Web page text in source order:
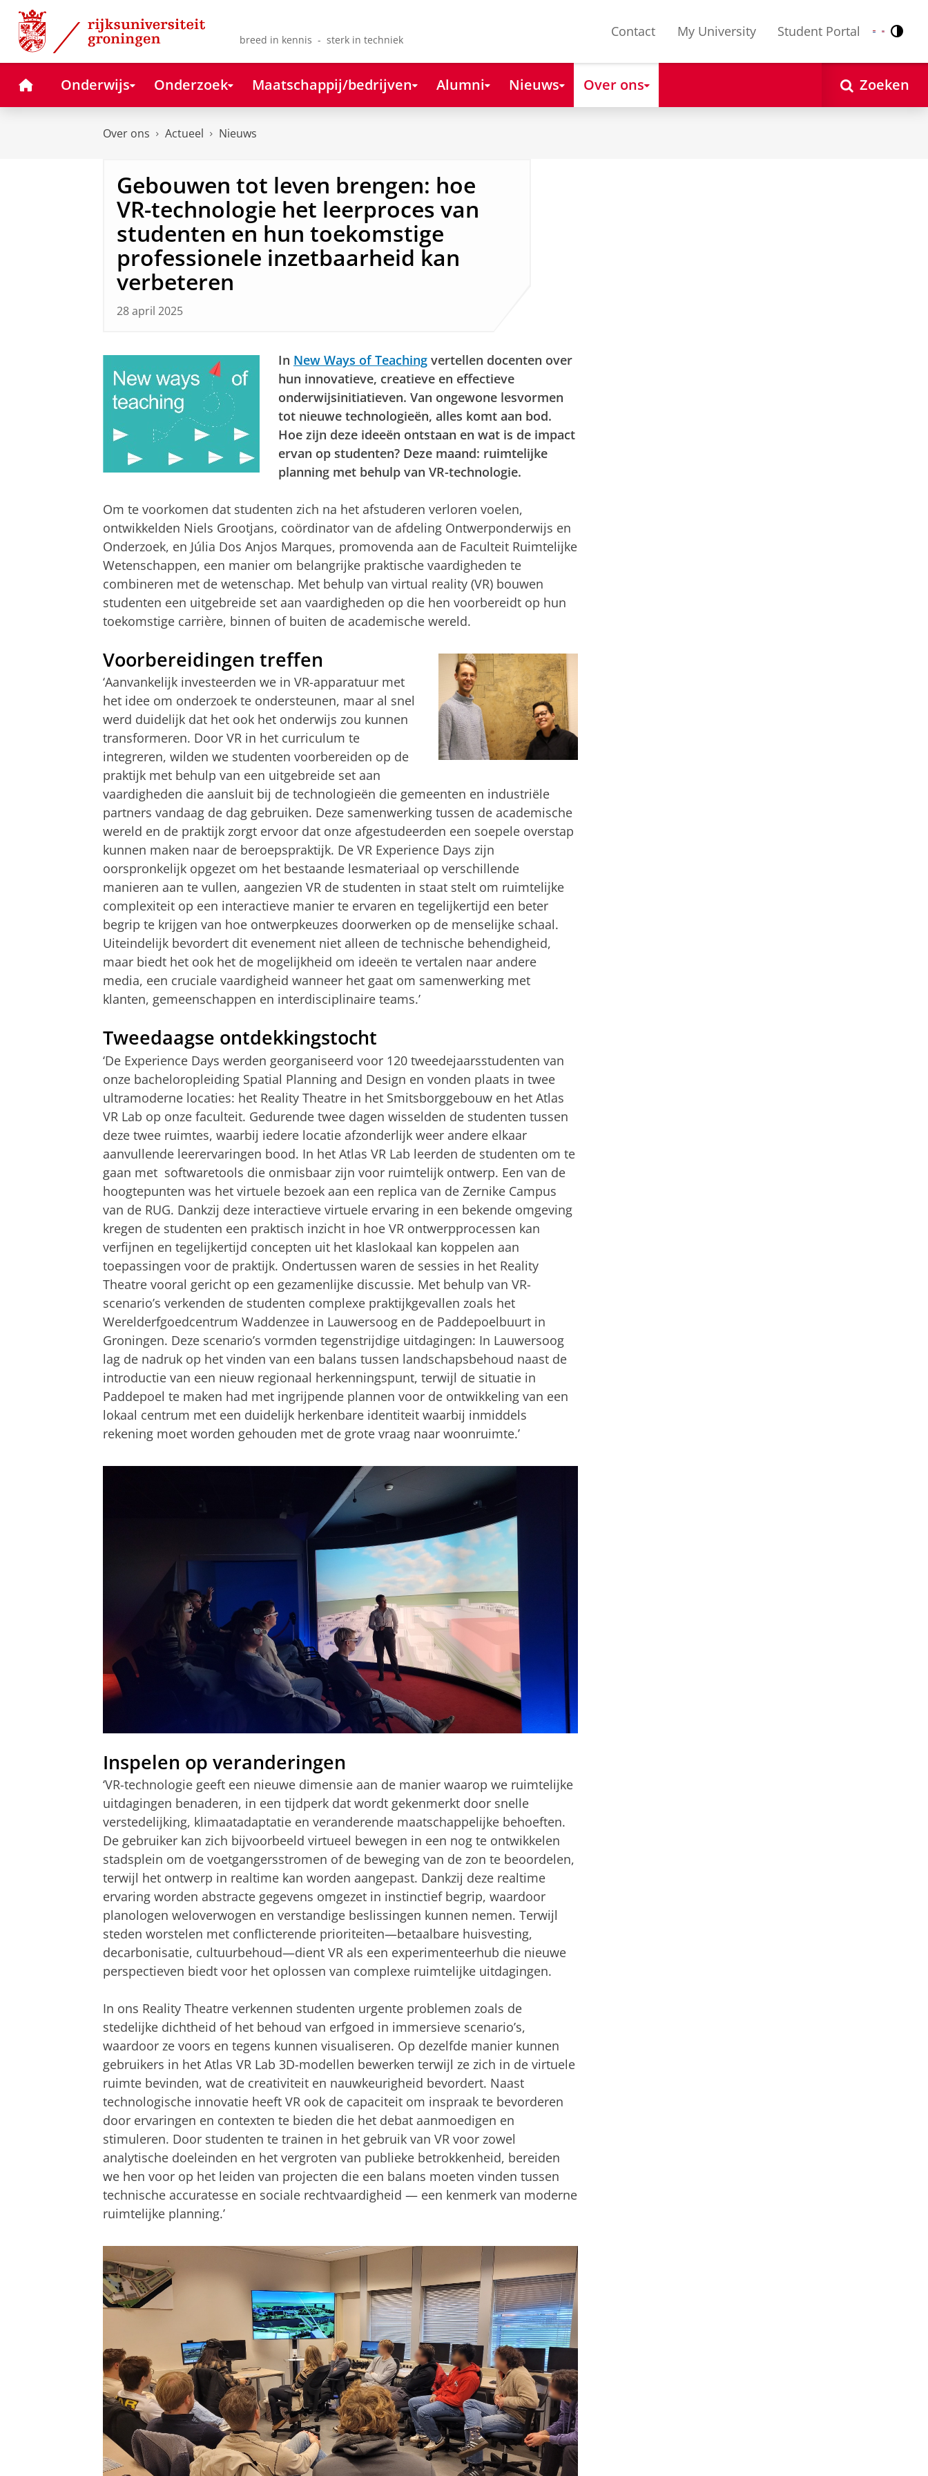
Skip
Content
Skip
Navigation
breed in kennis - sterk in techniek
Contact My University Student Portal Nederlands
English
HomeOnderwijs Onderzoek Maatschappij/bedrijven Alumni Nieuws Over ons Zoeken
Over ons Actueel Nieuws
Gebouwen tot leven brengen: hoe
VR-technologie het leerproces van
studenten en hun toekomstige
professionele inzetbaarheid kan
verbeteren
28 april 2025
In New Ways of Teaching vertellen docenten over
hun innovatieve, creatieve en effectieve
onderwijsinitiatieven. Van ongewone lesvormen
tot nieuwe technologieën, alles komt aan bod.
Hoe zijn deze ideeën ontstaan en wat is de impact
ervan op studenten? Deze maand: ruimtelijke
planning met behulp van VR-technologie.
Om te voorkomen dat studenten zich na het afstuderen verloren voelen,
ontwikkelden Niels Grootjans, coördinator van de afdeling Ontwerponderwijs en
Onderzoek, en Júlia Dos Anjos Marques, promovenda aan de Faculteit Ruimtelijke
Wetenschappen, een manier om belangrijke praktische vaardigheden te
combineren met de wetenschap. Met behulp van virtual reality (VR) bouwen
studenten een uitgebreide set aan vaardigheden op die hen voorbereidt op hun
toekomstige carrière, binnen of buiten de academische wereld.
Voorbereidingen treffen
‘Aanvankelijk investeerden we in VR-apparatuur met
het idee om onderzoek te ondersteunen, maar al snel
werd duidelijk dat het ook het onderwijs zou kunnen
transformeren. Door VR in het curriculum te
integreren, wilden we studenten voorbereiden op de
praktijk met behulp van een uitgebreide set aan
vaardigheden die aansluit bij de technologieën die gemeenten en industriële
partners vandaag de dag gebruiken. Deze samenwerking tussen de academische
wereld en de praktijk zorgt ervoor dat onze afgestudeerden een soepele overstap
kunnen maken naar de beroepspraktijk. De VR Experience Days zijn
oorspronkelijk opgezet om het bestaande lesmateriaal op verschillende
manieren aan te vullen, aangezien VR de studenten in staat stelt om ruimtelijke
complexiteit op een interactieve manier te ervaren en tegelijkertijd een beter
begrip te krijgen van hoe ontwerpkeuzes doorwerken op de menselijke schaal.
Uiteindelijk bevordert dit evenement niet alleen de technische behendigheid,
maar biedt het ook het de mogelijkheid om ideeën te vertalen naar andere
media, een cruciale vaardigheid wanneer het gaat om samenwerking met
klanten, gemeenschappen en interdisciplinaire teams.’
Tweedaagse ontdekkingstocht
‘De Experience Days werden georganiseerd voor 120 tweedejaarsstudenten van
onze bacheloropleiding Spatial Planning and Design en vonden plaats in twee
ultramoderne locaties: het Reality Theatre in het Smitsborggebouw en het Atlas
VR Lab op onze faculteit. Gedurende twee dagen wisselden de studenten tussen
deze twee ruimtes, waarbij iedere locatie afzonderlijk weer andere elkaar
aanvullende leerervaringen bood. In het Atlas VR Lab leerden de studenten om te
gaan met softwaretools die onmisbaar zijn voor ruimtelijk ontwerp. Een van de
hoogtepunten was het virtuele bezoek aan een replica van de Zernike Campus
van de RUG. Dankzij deze interactieve virtuele ervaring in een bekende omgeving
kregen de studenten een praktisch inzicht in hoe VR ontwerpprocessen kan
verfijnen en tegelijkertijd concepten uit het klaslokaal kan koppelen aan
toepassingen voor de praktijk. Ondertussen waren de sessies in het Reality
Theatre vooral gericht op een gezamenlijke discussie. Met behulp van VR-
scenario’s verkenden de studenten complexe praktijkgevallen zoals het
Werelderfgoedcentrum Waddenzee in Lauwersoog en de Paddepoelbuurt in
Groningen. Deze scenario’s vormden tegenstrijdige uitdagingen: In Lauwersoog
lag de nadruk op het vinden van een balans tussen landschapsbehoud naast de
introductie van een nieuw regionaal herkenningspunt, terwijl de situatie in
Paddepoel te maken had met ingrijpende plannen voor de ontwikkeling van een
lokaal centrum met een duidelijk herkenbare identiteit waarbij inmiddels
rekening moet worden gehouden met de grote vraag naar woonruimte.’
Inspelen op veranderingen
‘VR-technologie geeft een nieuwe dimensie aan de manier waarop we ruimtelijke
uitdagingen benaderen, in een tijdperk dat wordt gekenmerkt door snelle
verstedelijking, klimaatadaptatie en veranderende maatschappelijke behoeften.
De gebruiker kan zich bijvoorbeeld virtueel bewegen in een nog te ontwikkelen
stadsplein om de voetgangersstromen of de beweging van de zon te beoordelen,
terwijl het ontwerp in realtime kan worden aangepast. Dankzij deze realtime
ervaring worden abstracte gegevens omgezet in instinctief begrip, waardoor
planologen weloverwogen en verstandige beslissingen kunnen nemen. Terwijl
steden worstelen met conflicterende prioriteiten—betaalbare huisvesting,
decarbonisatie, cultuurbehoud—dient VR als een experimenteerhub die nieuwe
perspectieven biedt voor het oplossen van complexe ruimtelijke uitdagingen.
In ons Reality Theatre verkennen studenten urgente problemen zoals de
stedelijke dichtheid of het behoud van erfgoed in immersieve scenario’s,
waardoor ze voors en tegens kunnen visualiseren. Op dezelfde manier kunnen
gebruikers in het Atlas VR Lab 3D-modellen bewerken terwijl ze zich in de virtuele
ruimte bevinden, wat de creativiteit en nauwkeurigheid bevordert. Naast
technologische innovatie heeft VR ook de capaciteit om inspraak te bevorderen
door ervaringen en contexten te bieden die het debat aanmoedigen en
stimuleren. Door studenten te trainen in het gebruik van VR voor zowel
analytische doeleinden en het vergroten van publieke betrokkenheid, bereiden
we hen voor op het leiden van projecten die een balans moeten vinden tussen
technische accuratesse en sociale rechtvaardigheid — een kenmerk van moderne
ruimtelijke planning.’